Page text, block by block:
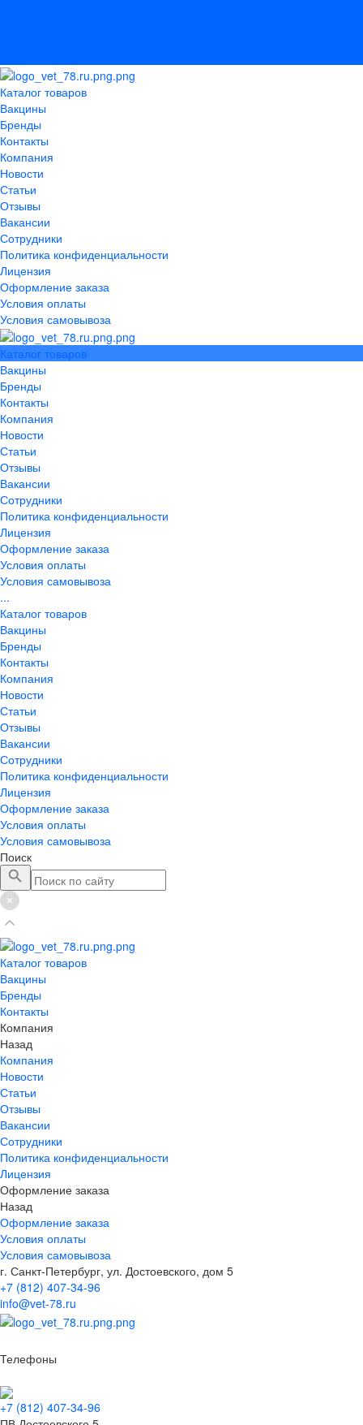
Каталог товаров
Вакцины
Бренды
Контакты
Компания
Новости
Статьи
Отзывы
Вакансии
Сотрудники
Политика конфиденциальности
Лицензия
Оформление заказа
Условия оплаты
Условия самовывоза
Каталог товаров
Вакцины
Бренды
Контакты
Компания
Новости
Статьи
Отзывы
Вакансии
Сотрудники
Политика конфиденциальности
Лицензия
Оформление заказа
Условия оплаты
Условия самовывоза
...
Каталог товаров
Вакцины
Бренды
Контакты
Компания
Новости
Статьи
Отзывы
Вакансии
Сотрудники
Политика конфиденциальности
Лицензия
Оформление заказа
Условия оплаты
Условия самовывоза
Поиск
Каталог товаров
Вакцины
Бренды
Контакты
Компания
Назад
Компания
Новости
Статьи
Отзывы
Вакансии
Сотрудники
Политика конфиденциальности
Лицензия
Оформление заказа
Назад
Оформление заказа
Условия оплаты
Условия самовывоза
г. Санкт-Петербург, ул. Достоевского, дом 5
+7 (812) 407-34-96
info@vet-78.ru
Телефоны
+7 (812) 407-34-96